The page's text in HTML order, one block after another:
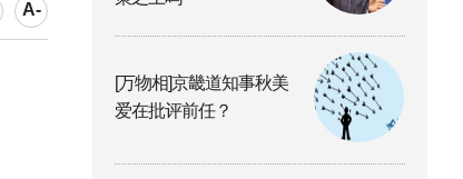
A-
[万物相]京畿道知事秋美
爱在批评前任？